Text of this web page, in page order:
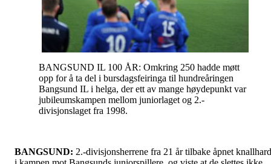
BANGSUND IL 100 ÅR: Omkring 250 hadde møtt
opp for å ta del i bursdagsfeiringa til hundreåringen
Bangsund IL i helga, der ett av mange høydepunkt var
jubileumskampen mellom juniorlaget og 2.-
divisjonslaget fra 1998.
BANGSUND: 2.-divisjonsherrene fra 21 år tilbake åpnet